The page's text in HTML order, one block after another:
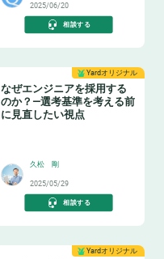
2025/06/20
相談する
Yardオリジナル
なぜエンジニアを採用する
のか？—選考基準を考える前
に見直したい視点
久松 剛
2025/05/29
相談する
Yardオリジナル